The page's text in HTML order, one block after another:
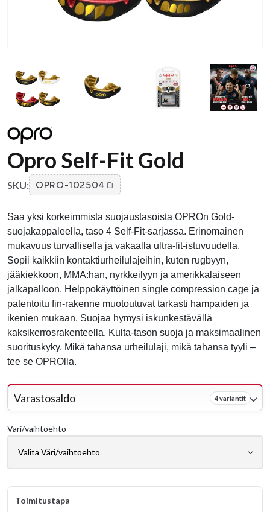
Opro Self-Fit Gold
SKU: OPRO-102504
Saa yksi korkeimmista suojaustasoista OPROn Gold-
suojakappaleella, taso 4 Self-Fit-sarjassa. Erinomainen
mukavuus turvallisella ja vakaalla ultra-fit-istuvuudella.
Sopii kaikkiin kontaktiurheilulajeihin, kuten rugbyyn,
jääkiekkoon, MMA:han, nyrkkeilyyn ja amerikkalaiseen
jalkapalloon. Helppokäyttöinen single compression cage ja
patentoitu fin-rakenne muotoutuvat tarkasti hampaiden ja
ikenien mukaan. Suojaa hymysi iskunkestävällä
kaksikerrosrakenteella. Kulta-tason suoja ja maksimaalinen
suorituskyky. Mikä tahansa urheilulaji, mikä tahansa tyyli –
tee se OPROlla.
Varastosaldo 4 variantit
Väri/vaihtoehto
Toimitustapa